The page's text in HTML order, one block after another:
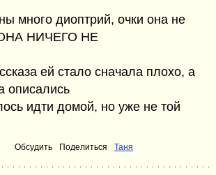
много диоптрий, очки она не
НИЧЕГО НЕ
ей стало сначала плохо, а
описались
идти домой, но уже не той
Обсудить Поделиться Таня